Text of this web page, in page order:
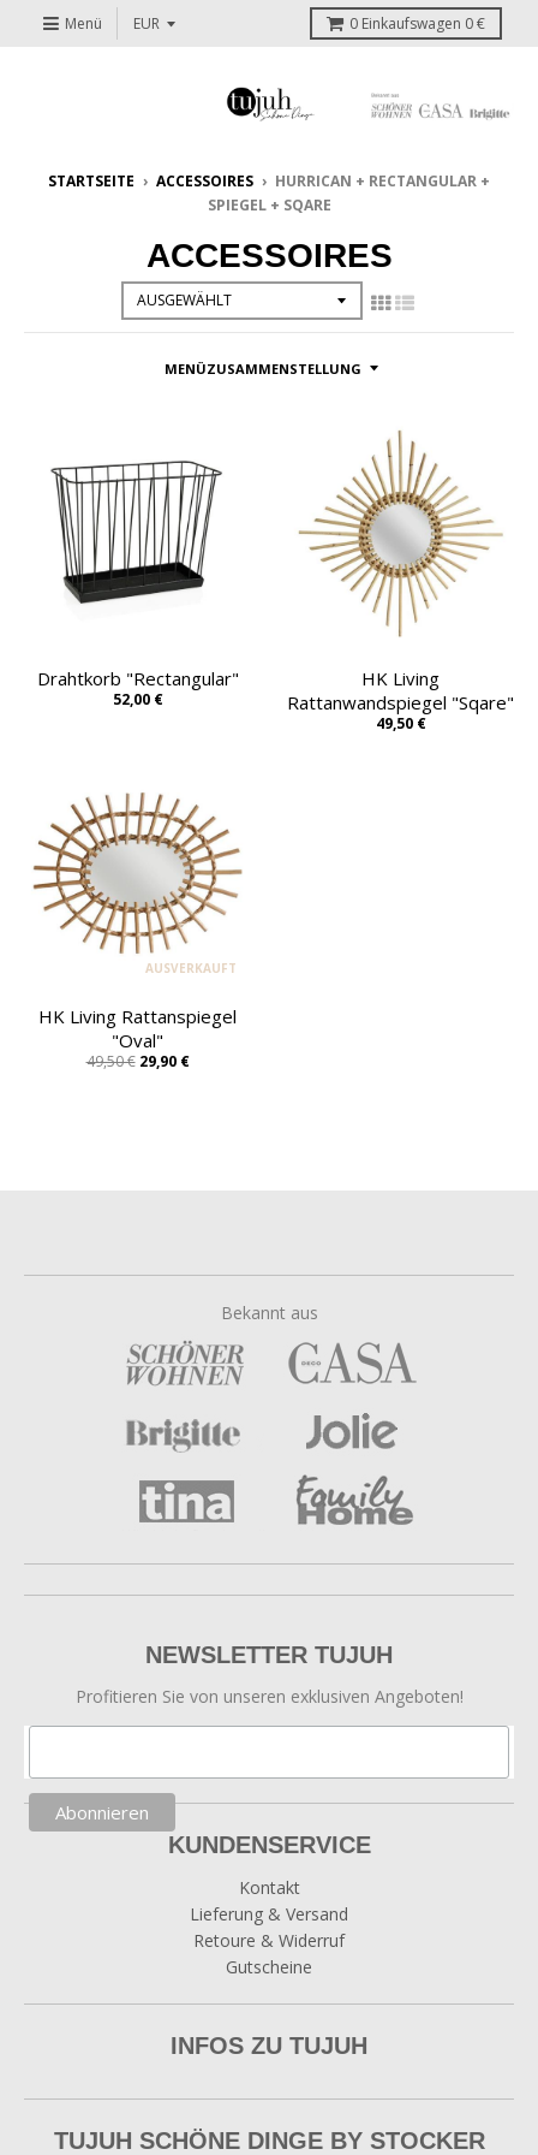
Menü 0 Einkaufswagen 0 €
STARTSEITE › ACCESSOIRES › HURRICAN + RECTANGULAR +
SPIEGEL + SQARE
ACCESSOIRES
MENÜZUSAMMENSTELLUNG
Drahtkorb "Rectangular"
52,00 €
HK Living
Rattanwandspiegel "Sqare"
49,50 €
AUSVERKAUFT
HK Living Rattanspiegel
"Oval"
49,50 € 29,90 €
Bekannt aus
NEWSLETTER TUJUH
Profitieren Sie von unseren exklusiven Angeboten!
KUNDENSERVICE
Kontakt
Lieferung & Versand
Retoure & Widerruf
Gutscheine
INFOS ZU TUJUH
TUJUH SCHÖNE DINGE BY STOCKER